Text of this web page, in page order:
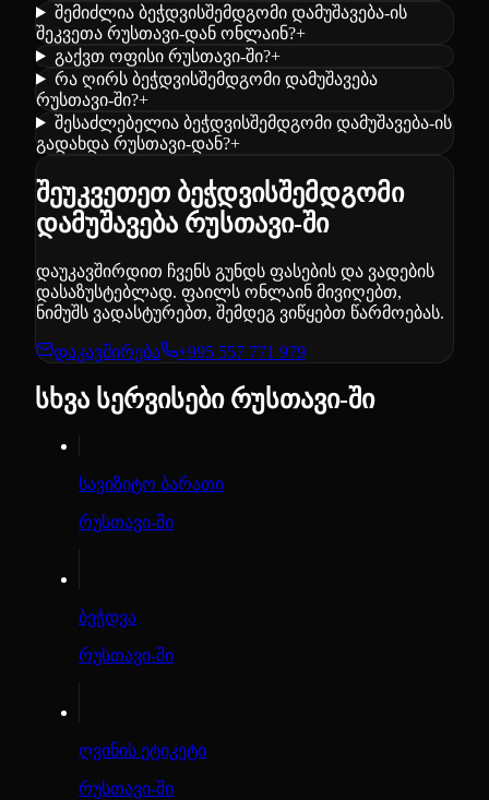
შემიძლია ბეჭდვისშემდგომი დამუშავება-ის
შეკვეთა რუსთავი-დან ონლაინ?+
გაქვთ ოფისი რუსთავი-ში?+
რა ღირს ბეჭდვისშემდგომი დამუშავება
რუსთავი-ში?+
შესაძლებელია ბეჭდვისშემდგომი დამუშავება-ის
გადახდა რუსთავი-დან?+
შეუკვეთეთ ბეჭდვისშემდგომი
დამუშავება რუსთავი-ში
დაუკავშირდით ჩვენს გუნდს ფასების და ვადების
დასაზუსტებლად. ფაილს ონლაინ მივიღებთ,
ნიმუშს ვადასტურებთ, შემდეგ ვიწყებთ წარმოებას.
დაკავშირება +995 557 771 979
სხვა სერვისები რუსთავი-ში
სავიზიტო ბარათი
რუსთავი-ში
ბეჭდვა
რუსთავი-ში
ღვინის ეტიკეტი
რუსთავი-ში